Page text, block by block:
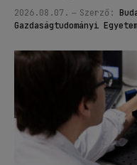
2026.08.07. Szerző:
Gazdaságtudományi